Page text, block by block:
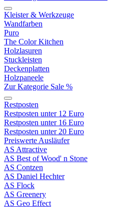
Kleister & Werkzeuge
Wandfarben
Puro
The Color Kitchen
Holzlasuren
Stuckleisten
Deckenplatten
Holzpaneele
Zur Kategorie Sale %
Restposten
Restposten unter 12 Euro
Restposten unter 16 Euro
Restposten unter 20 Euro
Preiswerte Ausläufer
AS Attractive
AS Best of Wood' n Stone
AS Contzen
AS Daniel Hechter
AS Flock
AS Greenery
AS Geo Effect